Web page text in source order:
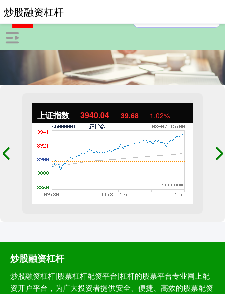
上证指数 3940.04 39.68 1.02%
炒股融资杠杆
炒股融资杠杆|股票杠杆配资平台|杠杆的股票平台专业网上配
资开户平台，为广大投资者提供安全、便捷、高效的股票配资
炒股融资杠杆